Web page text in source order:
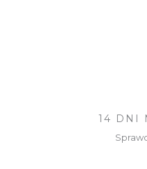
14 DNI